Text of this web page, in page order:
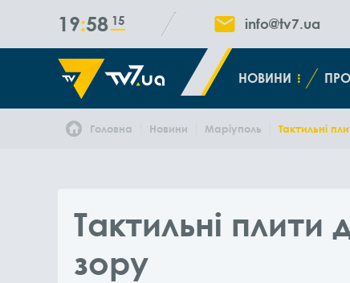
19 58 15 info@tv7.ua
НОВИНИ
Головна Новини Маріуполь Тактильні
Тактильні
зору